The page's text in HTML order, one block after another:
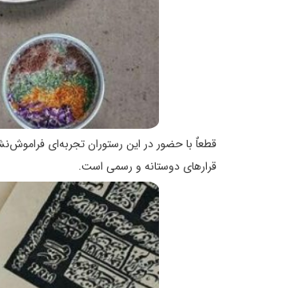
قطعاٌ با حضور در این رستوران تجربه‌ای
قرارهای دوستانه و رسمی است.